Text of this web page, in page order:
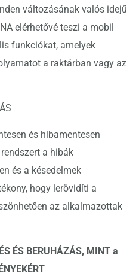
változásának valós idejű
elérhetővé teszi a mobil
funkciókat, amelyek
a raktárban vagy az
és hibamentesen
a hibák
és a késedelmek
hogy lerövidíti a
az alkalmazottak
ÉS BERUHÁZÁS, MINT a